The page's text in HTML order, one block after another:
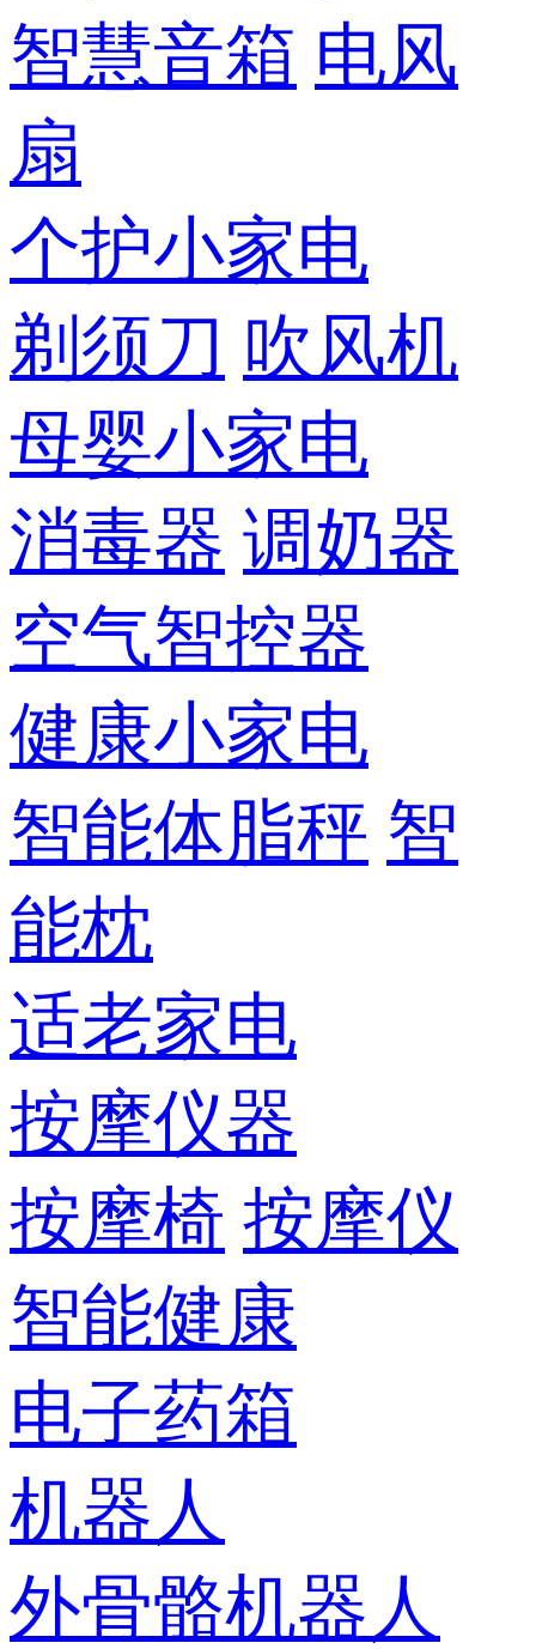
智慧音箱 电风
扇
个护小家电
剃须刀 吹风机
母婴小家电
消毒器 调奶器
空气智控器
健康小家电
智能体脂秤 智
能枕
适老家电
按摩仪器
按摩椅 按摩仪
智能健康
电子药箱
机器人
外骨骼机器人